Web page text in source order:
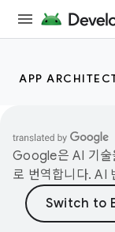
APP
Google은 AI 기술
로 번역합니다. AI